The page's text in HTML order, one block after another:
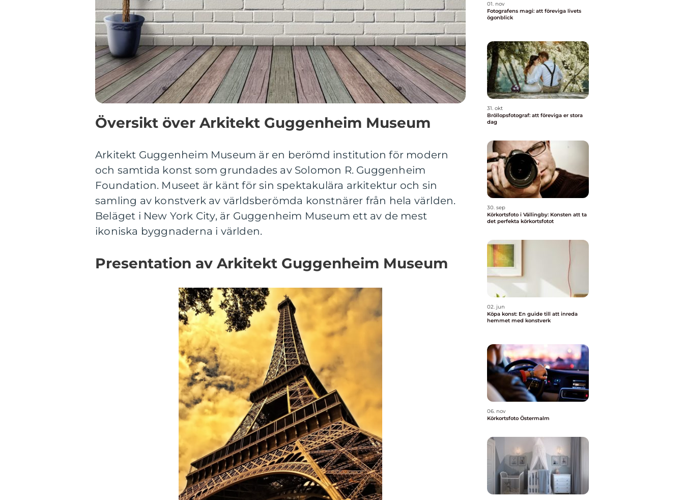
Översikt över Arkitekt Guggenheim Museum
Arkitekt Guggenheim Museum är en berömd institution för modern
och samtida konst som grundades av Solomon R. Guggenheim
Foundation. Museet är känt för sin spektakulära arkitektur och sin
samling av konstverk av världsberömda konstnärer från hela världen.
Beläget i New York City, är Guggenheim Museum ett av de mest
ikoniska byggnaderna i världen.
Presentation av Arkitekt Guggenheim Museum
01. nov
Fotografens magi: att föreviga livets
ögonblick
31. okt
Bröllopsfotograf: att föreviga er stora
dag
30. sep
Körkortsfoto i Vällingby: Konsten att ta
det perfekta körkortsfotot
02. jun
Köpa konst: En guide till att inreda
hemmet med konstverk
06. nov
Körkortsfoto Östermalm